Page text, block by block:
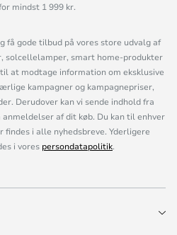
mindst 1 999 kr.
få gode tilbud på vores store udvalg af
solcellelamper, smart home-produkter
at modtage information om eksklusive
kampagner og kampagnepriser,
Derudover kan vi sende indhold fra
af dit køb. Du kan til enhver
i alle nyhedsbreve. Yderligere
i vores persondatapolitik.